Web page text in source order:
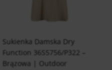
Sukienka Damska Dry
Function 36S5756/P322 –
Brązowa | Outdoor